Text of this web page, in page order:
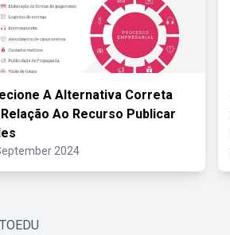
A Alternativa Correta
Relação Ao Recurso Publicar
2024